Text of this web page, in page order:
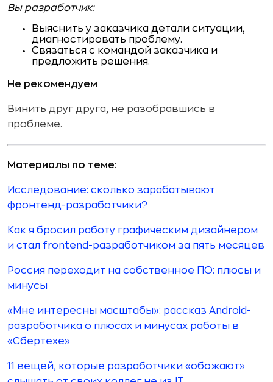
Вы разработчик:
Выяснить у заказчика детали ситуации,
диагностировать проблему.
Связаться с командой заказчика и
предложить решения.
Не рекомендуем
Винить друг друга, не разобравшись в
проблеме.
Материалы по теме:
Исследование: сколько зарабатывают
фронтенд-разработчики?
Как я бросил работу графическим дизайнером
и стал frontend-разработчиком за пять месяцев
Россия переходит на собственное ПО: плюсы и
минусы
«Мне интересны масштабы»: рассказ Android-
разработчика о плюсах и минусах работы в
«Сбертехе»
11 вещей, которые разработчики «обожают»